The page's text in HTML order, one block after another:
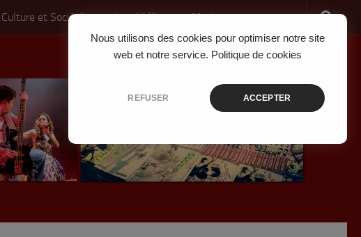
Nous utilisons des cookies pour optimiser notre site
web et notre service. Politique de cookies
REFUSER ACCEPTER
Culture et Société Jeux Vidéo Musique